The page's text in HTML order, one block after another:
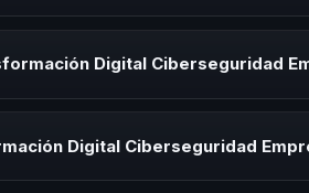
Digital Ciberseguridad
Digital Ciberseguridad